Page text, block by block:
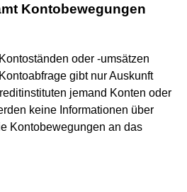
Kontobewegungen
oder -umsätzen
gibt nur Auskunft
jemand Konten oder
keine Informationen über
Kontobewegungen an das